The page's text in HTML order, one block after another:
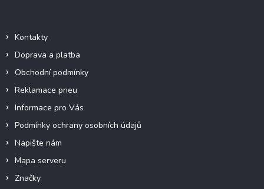
Kontakty
Doprava a platba
Obchodní podmínky
Reklamace pneu
Informace pro Vás
Podmínky ochrany osobních údajů
Napište nám
Mapa serveru
Značky